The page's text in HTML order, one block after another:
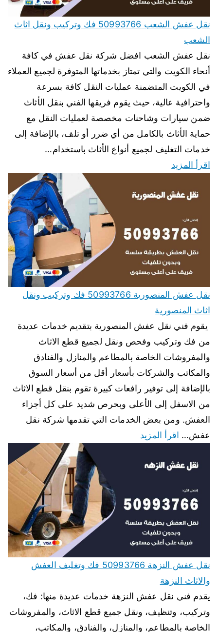
نقل عفش الشعب 50993766 فك وتركيب ونقل اثاث
الشعب
نقل عفش الشعب افضل شركة نقل عفش في كافة
أنحاء الكويت والتي تمتاز بخدماتها المتوفرة لجميع العملاء
في الكويت المتضمنة عمليات النقل كافة بسرعة
واحترافية عالية، حيث يقوم فريقها الفني بنقل الأثاث
ضمن سيارات وشاحنات مخصصة لعمليات النقل مع
حماية الأثاث بالكامل من أي ضرر أو تلف، بالإضافة إلى
خدمات التغليف لجميع أنواع الأثاث باستخدام…
اقرأ المزيد
نقل عفش المنصورية 50993766 فك وتركيب ونقل
اثاث المنصورية
يقوم فني نقل عفش المنصورية بتقديم خدمات عديدة
من فك وتركيب وفحص ونقل لجميع قطع الاثاث
والمفروشات الخاصة بالمطاعم والمنازل والفنادق
والمكاتب والشركات بأسعار أقل من أسعار السوق
بالإضافة إلى توفير رافعات كبيرة تقوم بنقل قطع الاثاث
من الاسفل إلى الأعلى وبحرص شديد على كل أجزاء
العفش. ومن بعض الخدمات التي تقدمها شركة نقل
عفش… اقرأ المزيد
نقل عفش النزهة 50993766 فك وتغليف العفش
والاثاث النزهة
يقدم فني نقل عفش النزهة خدمات عديدة منها: فك،
وتركيب، وتنظيف، ونقل جميع قطع الاثاث، والمفروشات
الخاصة بالمطاعم، والمنازل، والفنادق، والمكاتب،